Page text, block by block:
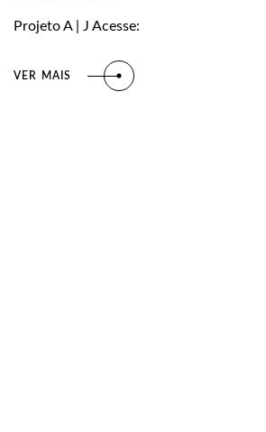
Projeto A | J Acesse:
VER MAIS